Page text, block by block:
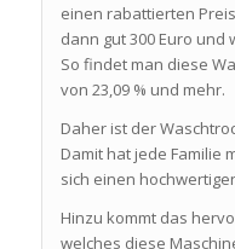
einen rabattierten
dann gut 300 Euro
So findet man diese
von 23,09 % und mehr.
Daher ist der
Damit hat jede Familie
sich einen
Hinzu kommt das
welches diese